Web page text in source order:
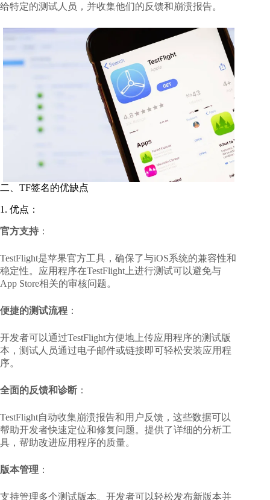
给特定的测试人员，并收集他们的反馈和崩溃报告。
二、TF签名的优缺点
1. 优点：
官方支持 ：
TestFlight是苹果官方工具，确保了与iOS系统的兼容性和
稳定性。应用程序在TestFlight上进行测试可以避免与
App Store相关的审核问题。
便捷的测试流程 ：
开发者可以通过TestFlight方便地上传应用程序的测试版
本，测试人员通过电子邮件或链接即可轻松安装应用程
序。
全面的反馈和诊断 ：
TestFlight自动收集崩溃报告和用户反馈，这些数据可以
帮助开发者快速定位和修复问题。提供了详细的分析工
具，帮助改进应用程序的质量。
版本管理 ：
支持管理多个测试版本。开发者可以轻松发布新版本并